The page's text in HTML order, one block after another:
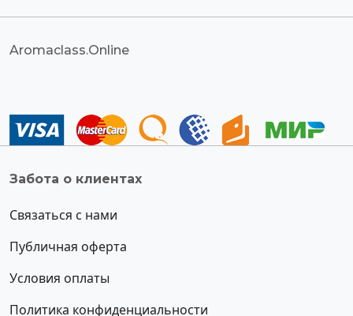
Aromaclass.Online
Забота о клиентах
Связаться с нами
Публичная оферта
Условия оплаты
Политика конфиденциальности